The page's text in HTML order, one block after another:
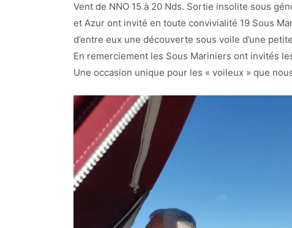
Vent de NNO 15 à 20 Nds. Sortie insolite sous
et Azur ont invité en toute convivialité 19 Sous
d’entre eux une découverte sous voile d’une
En remerciement les Sous Mariniers ont invités
Une occasion unique pour les « voileux » que